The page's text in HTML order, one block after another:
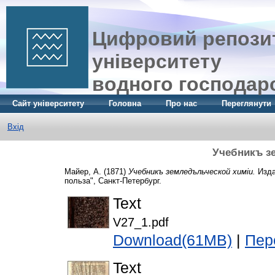
Цифровий
університету
водного
Сайт університету Головна Про нас Переглянути
Вхід
Учебникъ
Майер, А. (1871) Учебникъ земледъльческой химіи.
польза", Санкт-Петербург.
Text
V27_1.pdf
Download(61MB) |
Text